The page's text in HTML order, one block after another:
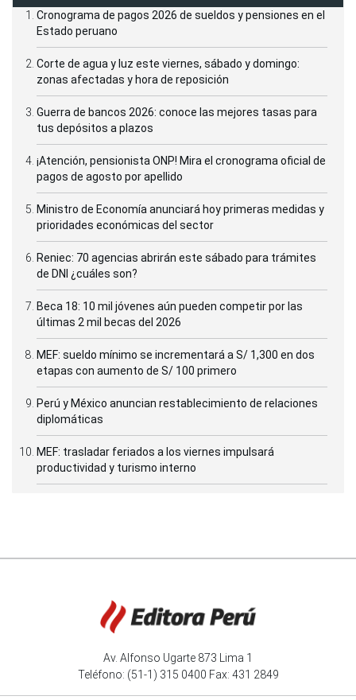
Cronograma de pagos 2026 de sueldos y pensiones en el
Estado peruano
Corte de agua y luz este viernes, sábado y domingo:
zonas afectadas y hora de reposición
Guerra de bancos 2026: conoce las mejores tasas para
tus depósitos a plazos
¡Atención, pensionista ONP! Mira el cronograma oficial de
pagos de agosto por apellido
Ministro de Economía anunciará hoy primeras medidas y
prioridades económicas del sector
Reniec: 70 agencias abrirán este sábado para trámites
de DNI ¿cuáles son?
Beca 18: 10 mil jóvenes aún pueden competir por las
últimas 2 mil becas del 2026
MEF: sueldo mínimo se incrementará a S/ 1,300 en dos
etapas con aumento de S/ 100 primero
Perú y México anuncian restablecimiento de relaciones
diplomáticas
MEF: trasladar feriados a los viernes impulsará
productividad y turismo interno
Av. Alfonso Ugarte 873 Lima 1
Teléfono: (51-1) 315 0400 Fax: 431 2849